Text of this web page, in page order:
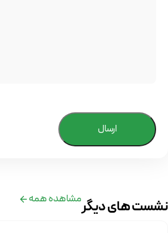
ارسال
نشست های دیگرمشاهده همه